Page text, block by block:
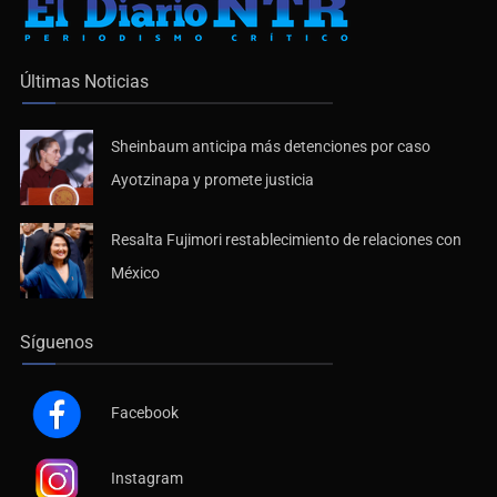
Últimas Noticias
Sheinbaum anticipa más detenciones por caso
Ayotzinapa y promete justicia
Resalta Fujimori restablecimiento de relaciones con
México
Síguenos
Facebook
Instagram